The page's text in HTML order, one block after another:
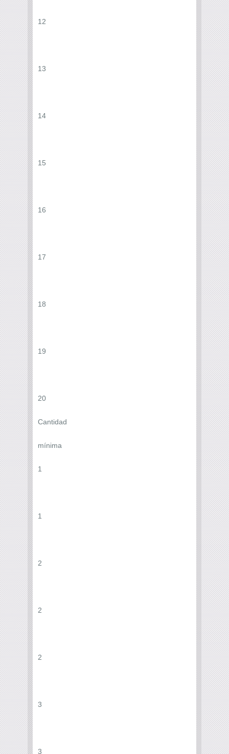
12
13
14
15
16
17
18
19
20
Cantidad
mínima
1
1
2
2
2
3
3